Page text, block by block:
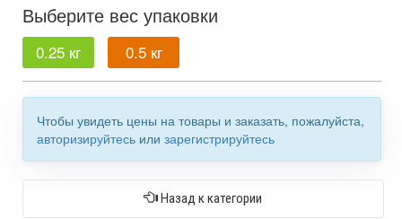
Выберите вес упаковки
0.25 кг 0.5 кг
Чтобы увидеть цены на товары и заказать, пожалуйста,
авторизируйтесь или зарегистрируйтесь
Назад к категории